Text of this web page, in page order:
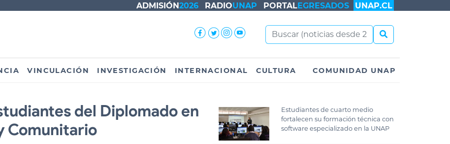
ADMISIÓN2026 RADIOUNAP PORTALEGRESADOS UNAP.CL
VINCULACIÓN INVESTIGACIÓN INTERNACIONAL CULTURA COMUNIDAD UNAP
del Diplomado en
Comunitario
Estudiantes de cuarto medio
fortalecen su formación técnica con
software especializado en la UNAP